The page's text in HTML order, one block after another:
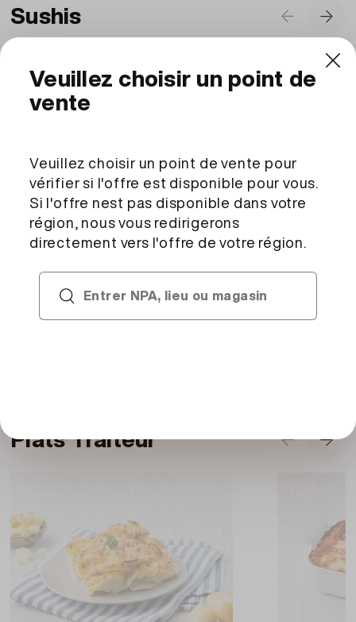
Sushis
Sushi Kirei
dès CHF 59.00
Sushi
Plats Traiteur